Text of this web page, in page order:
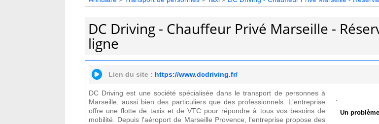
DC Driving - Chauffeur Privé Marseille -
ligne
Lien du site : https://www.dcdriving.fr/
DC Driving est une société spécialisée dans le transport de personnes à
Marseille, aussi bien des particuliers que des professionnels. L'entreprise
offre une flotte de taxis et de VTC pour répondre à tous vos besoins de
mobilité. Depuis l'aéroport de Marseille Provence, l'entreprise propose des
Un